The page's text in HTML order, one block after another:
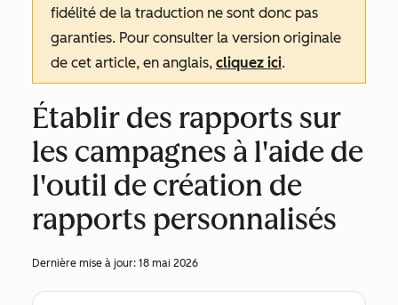
fidélité de la traduction ne sont donc pas
garanties. Pour consulter la version originale
de cet article, en anglais, cliquez ici.
Établir des rapports sur
les campagnes à l'aide de
l'outil de création de
rapports personnalisés
Dernière mise à jour: 18 mai 2026